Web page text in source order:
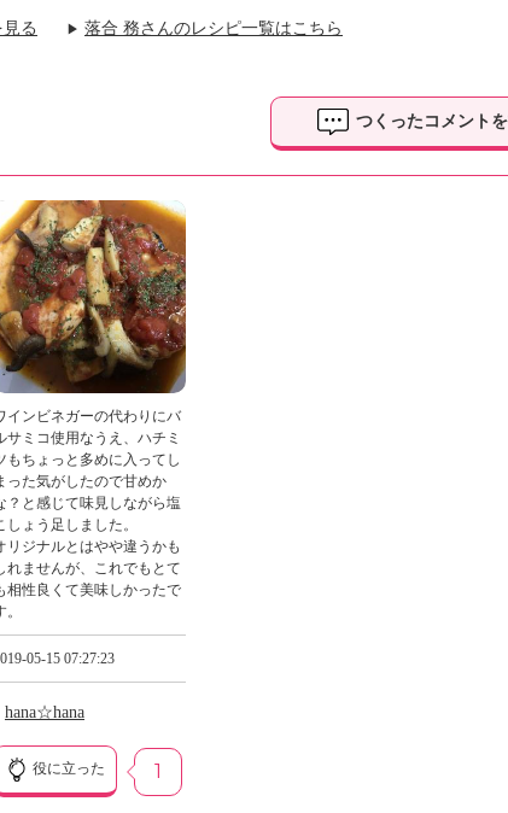
る ▶ 落合 務さんのレシピ一覧はこちら
つくったコメント
インビネガーの代わりにバ
サミコ使用なうえ、ハチミ
もちょっと多めに入ってし
った気がしたので甘めか
？と感じて味見しながら塩
しょう足しました。
リジナルとはやや違うかも
れませんが、これでもとて
相性良くて美味しかったで
。
05-15 07:27:23
hana☆hana
役に立った 1